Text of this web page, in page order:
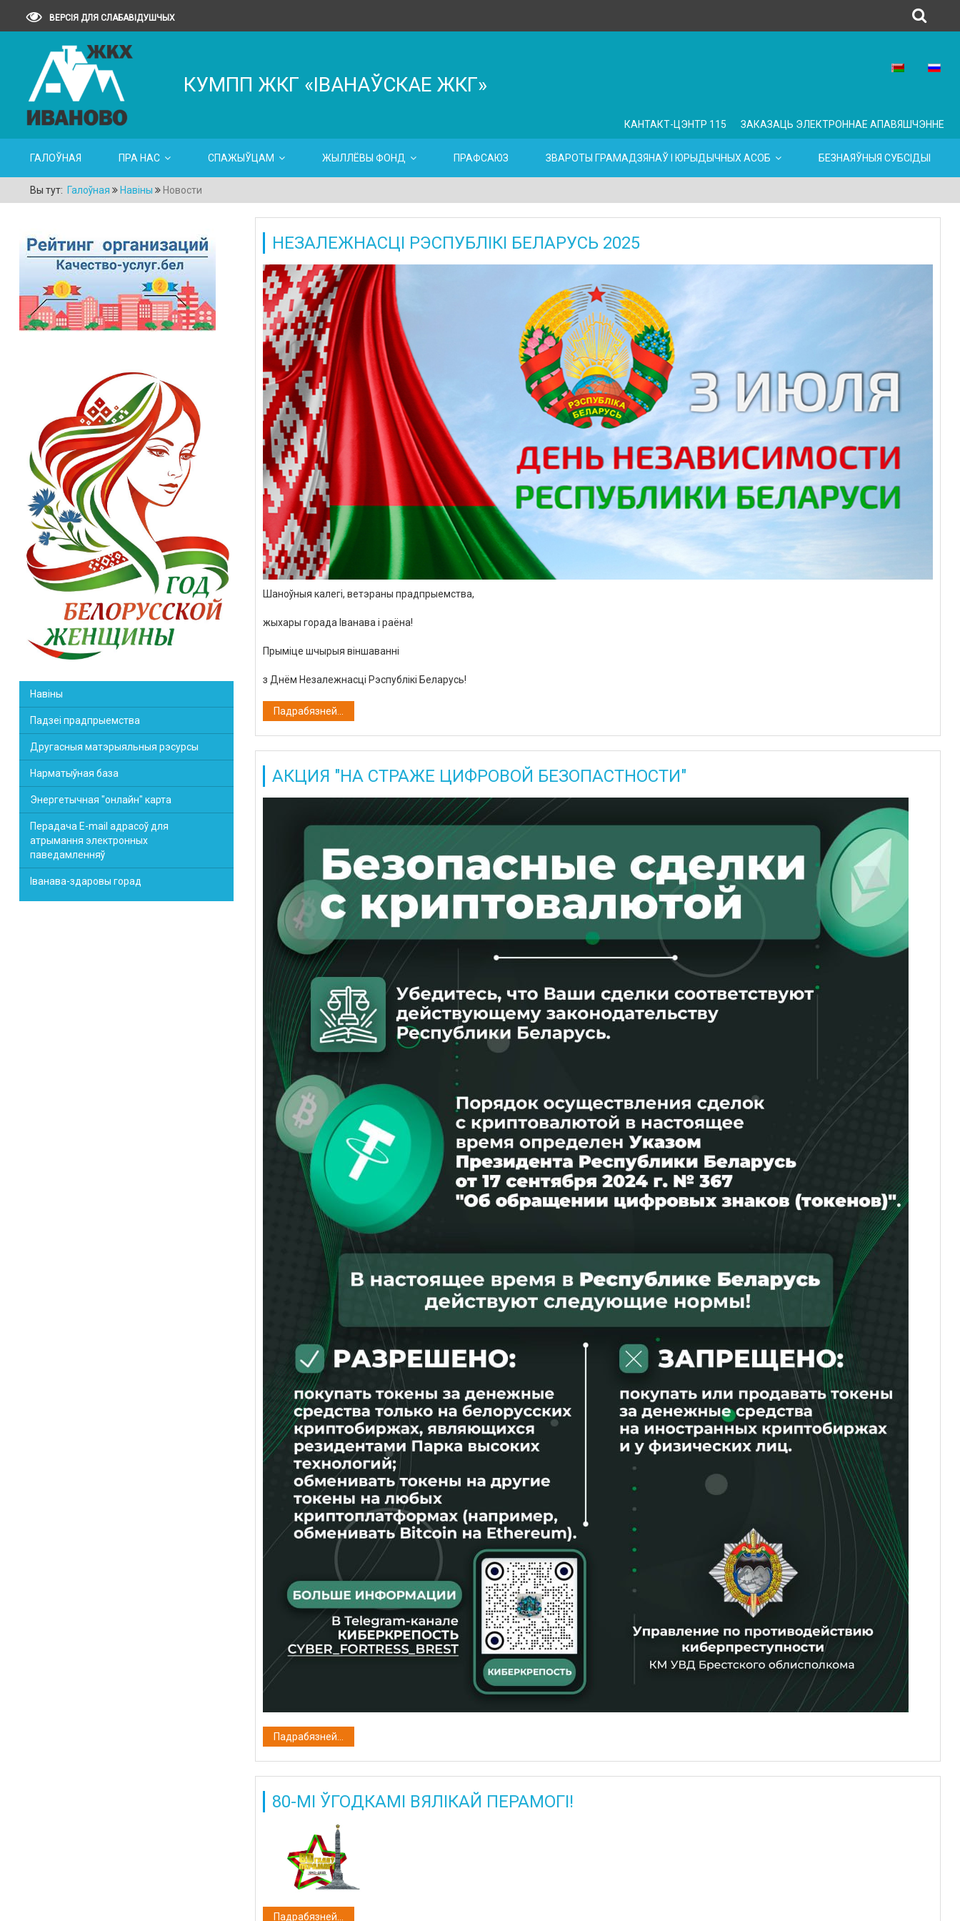
ВЕРСІЯ ДЛЯ СЛАБАВІДУШЧЫХ
КУМПП ЖКГ «ІВАНАЎСКАЕ ЖКГ»
КАНТАКТ-ЦЭНТР 115 ЗАКАЗАЦЬ ЭЛЕКТРОННАЕ АПАВЯШЧЭННЕ
ГАЛОЎНАЯ ПРА НАС СПАЖЫЎЦАМ ЖЫЛЛЁВЫ ФОНД ПРАФСАЮЗ ЗВАРОТЫ ГРАМАДЗЯНАЎ І ЮРЫДЫЧНЫХ АСОБ БЕЗНАЯЎНЫЯ СУБСІДЫІ
Вы тут: Галоўная Навіны Новости
Навіны
Падзеі прадпрыемства
Другасныя матэрыяльныя рэсурсы
Нарматыўная база
Энергетычная "онлайн" карта
Перадача E-mail адрасоў для
атрымання электронных
паведамленняў
Іванава-здаровы горад
НЕЗАЛЕЖНАСЦІ РЭСПУБЛІКІ БЕЛАРУСЬ 2025
Шаноўныя калегі, ветэраны прадпрыемства,
жыхары горада Іванава і раёна!
Прыміце шчырыя віншаванні
з Днём Незалежнасці Рэспублікі Беларусь!
Падрабязней...
АКЦИЯ "НА СТРАЖЕ ЦИФРОВОЙ БЕЗОПАСТНОСТИ"
Падрабязней...
80-МІ ЎГОДКАМІ ВЯЛІКАЙ ПЕРАМОГІ!
Падрабязней...